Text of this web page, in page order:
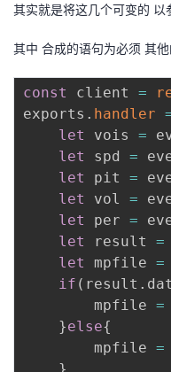
其实就是将这几个可变的 以
其中 合成的语句为必须 其
const client =
exports . handler
let
vois =
let
spd =
let
pit =
let
vol =
let
per =
let
result =
let
mpfile =
if ( result .
		mpfile
=
}else{
		mpfile
=